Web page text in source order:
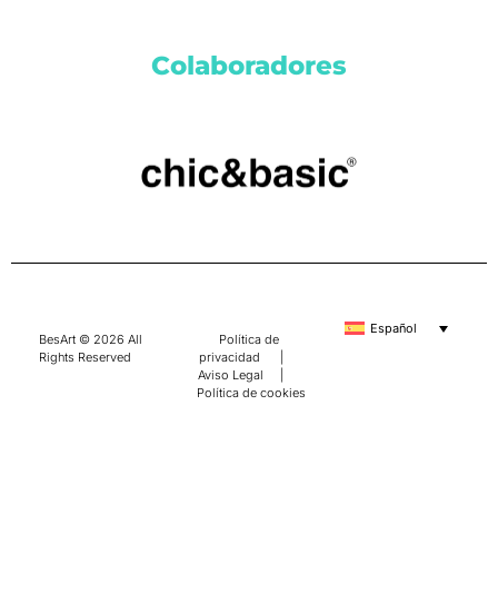
Colaboradores
BesArt © 2026 All
Rights Reserved
Política de
privacidad
Aviso Legal
Política de cookies
Español